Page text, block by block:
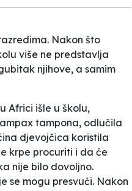
Nakon što
više ne predstavlja
njihove, a samim
Africi išle u školu,
tampona, odlučila
djevojčica koristila
krpe procuriti i da će
nije bilo dovoljno.
se mogu presvući. Nakon